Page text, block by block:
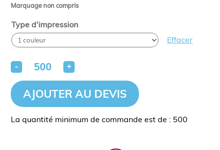
Marquage non compris
Type d'impression
Effacer
- +
AJOUTER AU DEVIS
La quantité minimum de commande est de : 500